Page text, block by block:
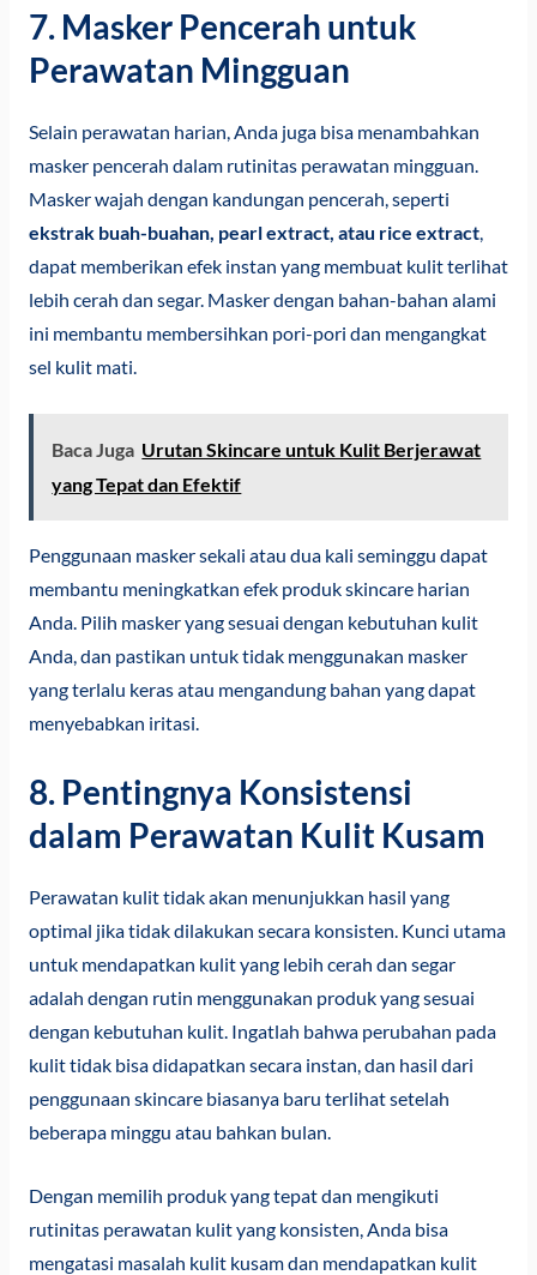
7. Masker Pencerah untuk
Perawatan Mingguan
Selain perawatan harian, Anda juga bisa menambahkan
masker pencerah dalam rutinitas perawatan mingguan.
Masker wajah dengan kandungan pencerah, seperti
ekstrak buah-buahan, pearl extract, atau rice extract,
dapat memberikan efek instan yang membuat kulit terlihat
lebih cerah dan segar. Masker dengan bahan-bahan alami
ini membantu membersihkan pori-pori dan mengangkat
sel kulit mati.
Baca Juga Urutan Skincare untuk Kulit Berjerawat
yang Tepat dan Efektif
Penggunaan masker sekali atau dua kali seminggu dapat
membantu meningkatkan efek produk skincare harian
Anda. Pilih masker yang sesuai dengan kebutuhan kulit
Anda, dan pastikan untuk tidak menggunakan masker
yang terlalu keras atau mengandung bahan yang dapat
menyebabkan iritasi.
8. Pentingnya Konsistensi
dalam Perawatan Kulit Kusam
Perawatan kulit tidak akan menunjukkan hasil yang
optimal jika tidak dilakukan secara konsisten. Kunci utama
untuk mendapatkan kulit yang lebih cerah dan segar
adalah dengan rutin menggunakan produk yang sesuai
dengan kebutuhan kulit. Ingatlah bahwa perubahan pada
kulit tidak bisa didapatkan secara instan, dan hasil dari
penggunaan skincare biasanya baru terlihat setelah
beberapa minggu atau bahkan bulan.
Dengan memilih produk yang tepat dan mengikuti
rutinitas perawatan kulit yang konsisten, Anda bisa
mengatasi masalah kulit kusam dan mendapatkan kulit